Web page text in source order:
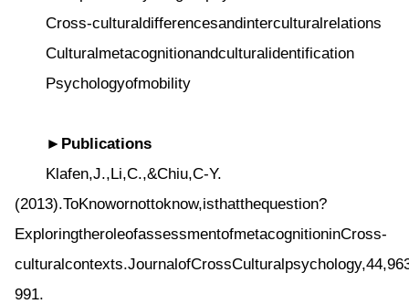
Cross-culturaldifferencesandinterculturalrelations
Culturalmetacognitionandculturalidentification
Psychologyofmobility
►Publications
Klafen,J.,Li,C.,&Chiu,C-Y.
(2013).ToKnowornottoknow,isthatthequestion?
ExploringtheroleofassessmentofmetacognitioninCross-
991.